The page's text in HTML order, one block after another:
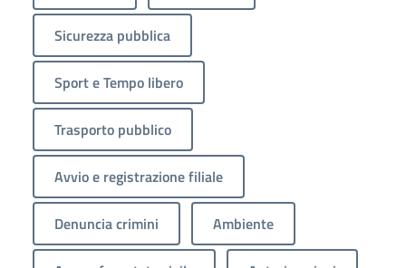
Sicurezza pubblica
Sport e Tempo libero
Trasporto pubblico
Avvio e registrazione filiale
Denuncia crimini Ambiente